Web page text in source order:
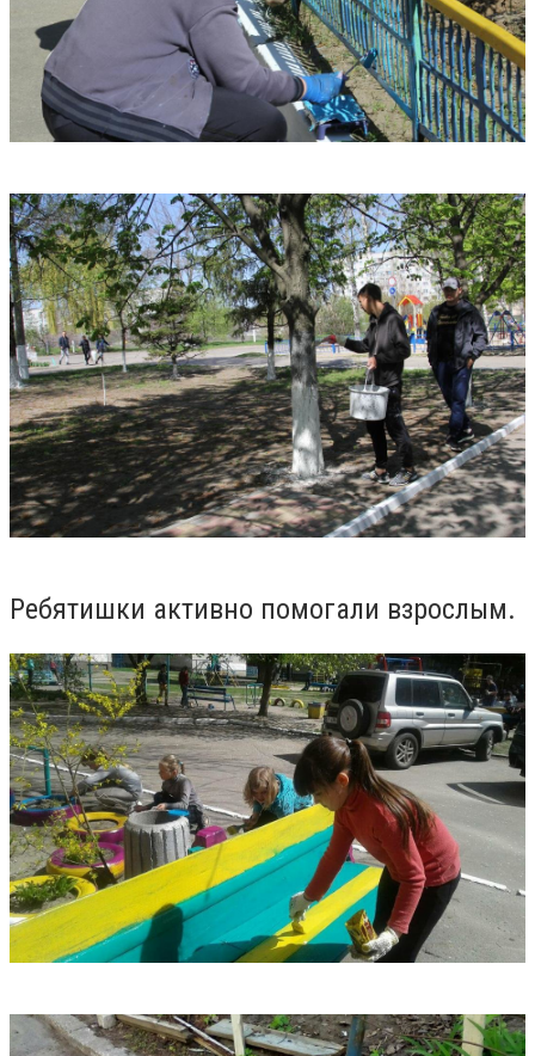
Ребятишки активно помогали взрослым.